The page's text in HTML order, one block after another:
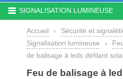
SIGNALISATION LUMINEUSE
Accueil › Sécurité et
Signalisation lumineuse
›
de balisage à leds défilant
Feu de balisage à